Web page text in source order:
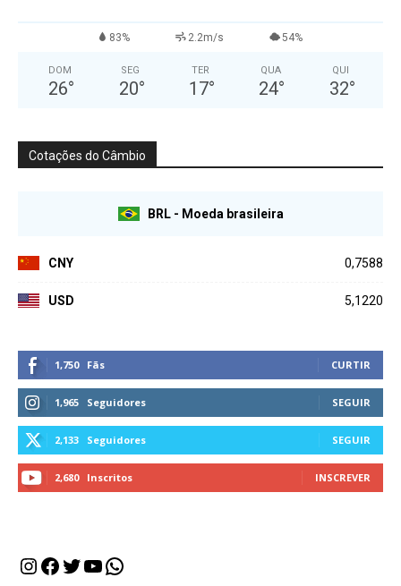
83% 2.2m/s 54%
DOM
26°
SEG
20°
TER
17°
QUA
24°
QUI
32°
Cotações do Câmbio
BRL - Moeda brasileira
CNY 0,7588
USD 5,1220
1,750 Fãs CURTIR
1,965 Seguidores SEGUIR
2,133 Seguidores SEGUIR
2,680 Inscritos INSCREVER
Instagram
Facebook
Twitter
Youtube
WhatsApp